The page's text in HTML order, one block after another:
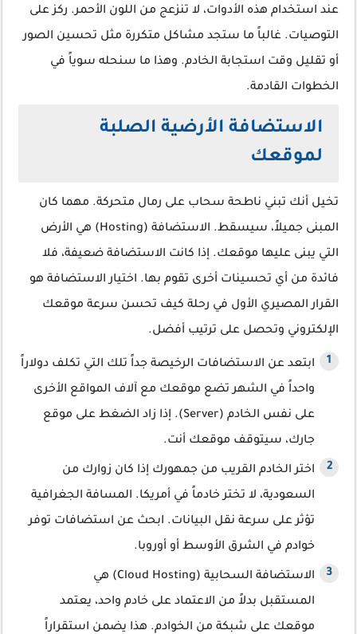
عند استخدام هذه الأدوات، لا تنزعج من اللون الأحمر. ركز على
التوصيات. غالباً ما ستجد مشاكل متكررة مثل تحسين الصور
أو تقليل وقت استجابة الخادم. وهذا ما سنحله سوياً في
الخطوات القادمة.
الاستضافة الأرضية الصلبة
لموقعك
تخيل أنك تبني ناطحة سحاب على رمال متحركة. مهما كان
المبنى جميلاً، سيسقط. الاستضافة (Hosting) هي الأرض
التي يبنى عليها موقعك. إذا كانت الاستضافة ضعيفة، فلا
فائدة من أي تحسينات أخرى تقوم بها. اختيار الاستضافة هو
القرار المصيري الأول في رحلة كيف تحسن سرعة موقعك
الإلكتروني وتحصل على ترتيب أفضل.
ابتعد عن الاستضافات الرخيصة جداً تلك التي تكلف دولاراً
واحداً في الشهر تضع موقعك مع آلاف المواقع الأخرى
على نفس الخادم (Server). إذا زاد الضغط على موقع
جارك، سيتوقف موقعك أنت.
اختر الخادم القريب من جمهورك إذا كان زوارك من
السعودية، لا تختر خادماً في أمريكا. المسافة الجغرافية
تؤثر على سرعة نقل البيانات. ابحث عن استضافات توفر
خوادم في الشرق الأوسط أو أوروبا.
الاستضافة السحابية (Cloud Hosting) هي
المستقبل بدلاً من الاعتماد على خادم واحد، يعتمد
موقعك على شبكة من الخوادم. هذا يضمن استقراراً